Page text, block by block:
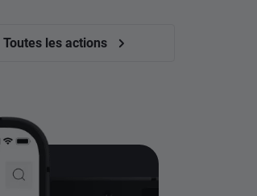
Toutes les actions